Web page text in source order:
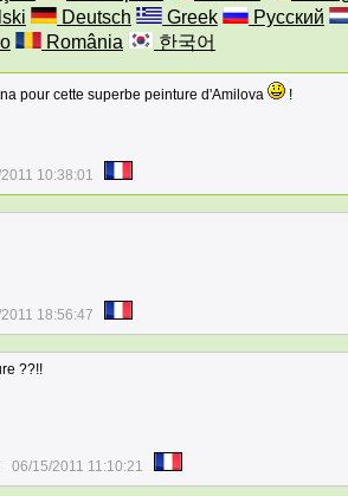
Deutsch Greek
Русский
România 한국어
pour cette superbe peinture d'Amilova !
10:38:01
18:56:47
??!!
06/15/2011 11:10:21